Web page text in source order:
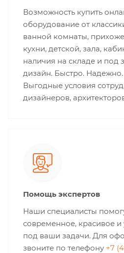
Возможность купить
оборудование от
ванной комнаты,
кухни, детской, зала,
наличия на складе и под
дизайн. Быстро.
Выгодные условия
дизайнеров,
Помощь экспертов
Наши специалисты
современное, красивое
под ваши задачи. Для
звоните по телефону +7